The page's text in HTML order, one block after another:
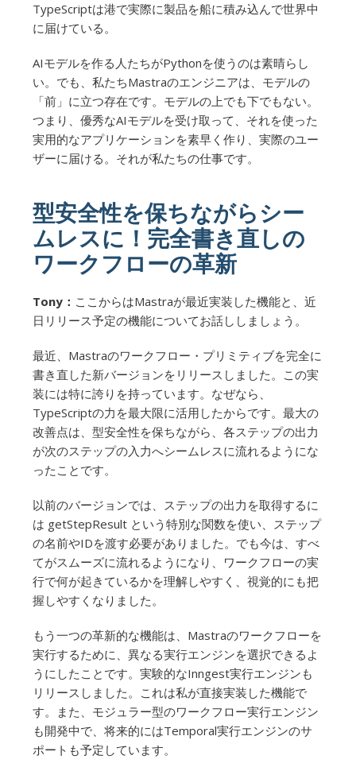
TypeScriptは港で実際に製品を船に積み込んで世界中
に届けている。
AIモデルを作る人たちがPythonを使うのは素晴らし
い。でも、私たちMastraのエンジニアは、モデルの
「前」に立つ存在です。モデルの上でも下でもない。
つまり、優秀なAIモデルを受け取って、それを使った
実用的なアプリケーションを素早く作り、実際のユー
ザーに届ける。それが私たちの仕事です。
型安全性を保ちながらシー
ムレスに！完全書き直しの
ワークフローの革新
Tony： ここからはMastraが最近実装した機能と、近
日リリース予定の機能についてお話ししましょう。
最近、Mastraのワークフロー・プリミティブを完全に
書き直した新バージョンをリリースしました。この実
装には特に誇りを持っています。なぜなら、
TypeScriptの力を最大限に活用したからです。最大の
改善点は、型安全性を保ちながら、各ステップの出力
が次のステップの入力へシームレスに流れるようにな
ったことです。
以前のバージョンでは、ステップの出力を取得するに
は getStepResult という特別な関数を使い、ステップ
の名前やIDを渡す必要がありました。でも今は、すべ
てがスムーズに流れるようになり、ワークフローの実
行で何が起きているかを理解しやすく、視覚的にも把
握しやすくなりました。
もう一つの革新的な機能は、Mastraのワークフローを
実行するために、異なる実行エンジンを選択できるよ
うにしたことです。実験的なInngest実行エンジンも
リリースしました。これは私が直接実装した機能で
す。また、モジュラー型のワークフロー実行エンジン
も開発中で、将来的にはTemporal実行エンジンのサ
ポートも予定しています。